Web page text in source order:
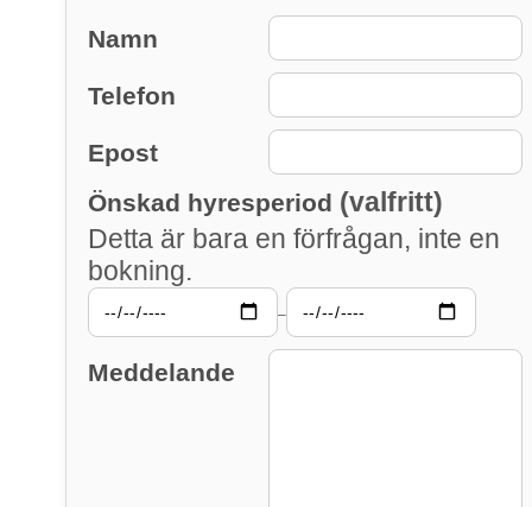
Namn
Telefon
Epost
Önskad hyresperiod (valfritt)
Detta är bara en förfrågan, inte en
bokning.
–
Meddelande